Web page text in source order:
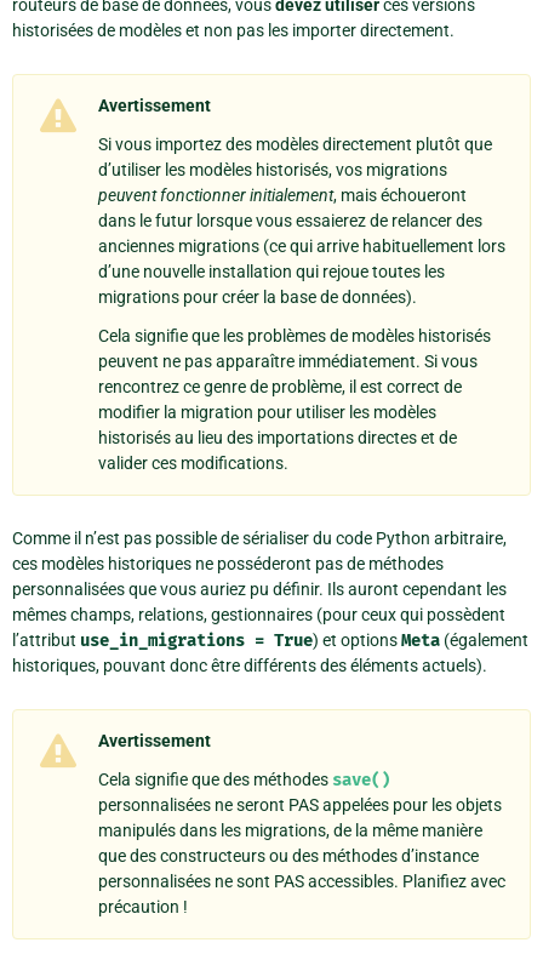
routeurs de base de données, vousdevez utiliserces versions
historisées de modèles et non pas les importer directement.
Avertissement
Si vous importez des modèles directement plutôt que
d’utiliser les modèles historisés, vos migrations
peuvent fonctionner initialement, mais échoueront
dans le futur lorsque vous essaierez de relancer des
anciennes migrations (ce qui arrive habituellement lors
d’une nouvelle installation qui rejoue toutes les
migrations pour créer la base de données).
Cela signifie que les problèmes de modèles historisés
peuvent ne pas apparaître immédiatement. Si vous
rencontrez ce genre de problème, il est correct de
modifier la migration pour utiliser les modèles
historisés au lieu des importations directes et de
valider ces modifications.
Comme il n’est pas possible de sérialiser du code Python arbitraire,
ces modèles historiques ne posséderont pas de méthodes
personnalisées que vous auriez pu définir. Ils auront cependant les
mêmes champs, relations, gestionnaires (pour ceux qui possèdent
l’attribut use_in_migrations = True) et optionsMeta (également
historiques, pouvant donc être différents des éléments actuels).
Avertissement
Cela signifie que des méthodes save()
personnalisées ne seront PAS appelées pour les objets
manipulés dans les migrations, de la même manière
que des constructeurs ou des méthodes d’instance
personnalisées ne sont PAS accessibles. Planifiez avec
précaution !